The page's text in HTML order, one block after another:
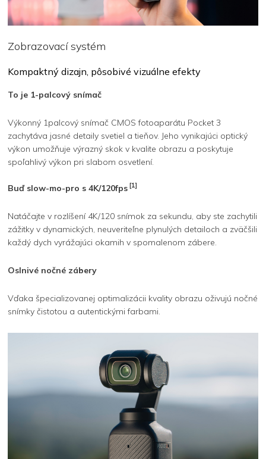
Zobrazovací systém
Kompaktný dizajn, pôsobivé vizuálne efekty
To je 1-palcový snímač
Výkonný 1palcový snímač CMOS fotoaparátu Pocket 3
zachytáva jasné detaily svetiel a tieňov. Jeho vynikajúci optický
výkon umožňuje výrazný skok v kvalite obrazu a poskytuje
spoľahlivý výkon pri slabom osvetlení.
Buď slow-mo-pro s 4K/120fps [1]
Natáčajte v rozlíšení 4K/120 snímok za sekundu, aby ste zachytili
zážitky v dynamických, neuveriteľne plynulých detailoch a zväčšili
každý dych vyrážajúci okamih v spomalenom zábere.
Oslnivé nočné zábery
Vďaka špecializovanej optimalizácii kvality obrazu oživujú nočné
snímky čistotou a autentickými farbami.